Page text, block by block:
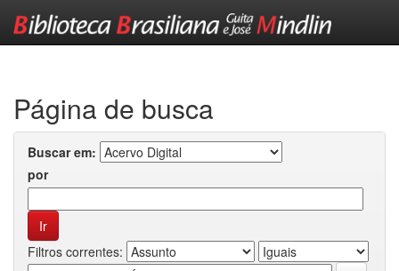
Página de busca
Buscar em:
por
Filtros correntes: